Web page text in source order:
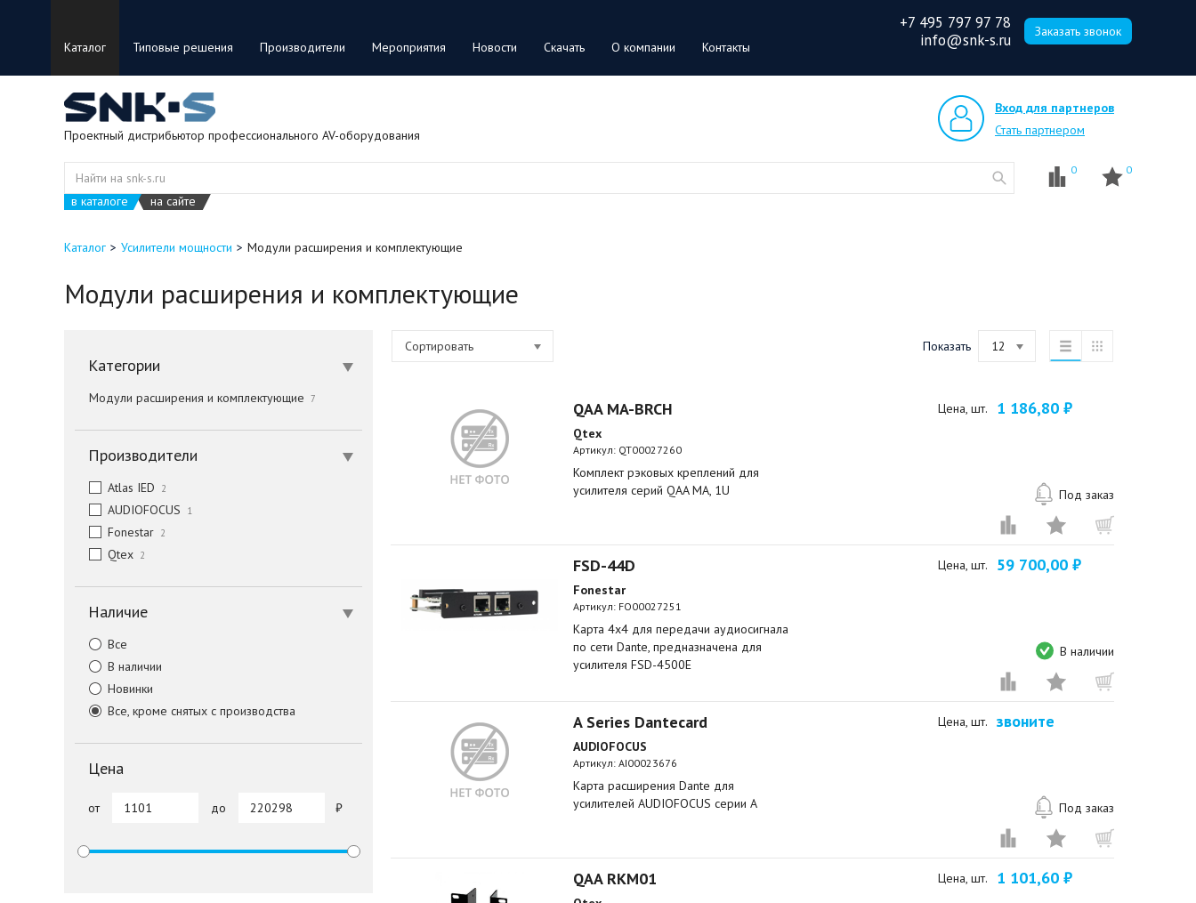
Каталог Типовые решения Производители Мероприятия Новости Скачать О компании Контакты
+7 495 797 97 78
info@snk-s.ru
Заказать звонок
Проектный дистрибьютор профессионального AV-оборудования
Вход для партнеров
Стать партнером
в каталоге на сайте
0 0
Каталог Усилители мощности Модули расширения и комплектующие
Модули расширения и комплектующие
Категории
Модули расширения и комплектующие 7
Производители
Atlas IED 2
AUDIOFOCUS 1
Fonestar 2
Qtex 2
Наличие
Все
В наличии
Новинки
Все, кроме снятых с производства
Цена
от до
Сортировать Показать 12
QAA MA-BRCH
Qtex
Артикул: QT00027260
Комплект рэковых креплений для
усилителя серий QAA MA, 1U
Цена, шт. 1 186,80 ₽
Под заказ
FSD-44D
Fonestar
Артикул: FO00027251
Карта 4x4 для передачи аудиосигнала
по сети Dante, предназначена для
усилителя FSD-4500E
Цена, шт. 59 700,00 ₽
В наличии
A Series Dantecard
AUDIOFOCUS
Артикул: AI00023676
Карта расширения Dante для
усилителей AUDIOFOCUS серии A
Цена, шт. звоните
Под заказ
QAA RKM01 Цена, шт. 1 101,60 ₽